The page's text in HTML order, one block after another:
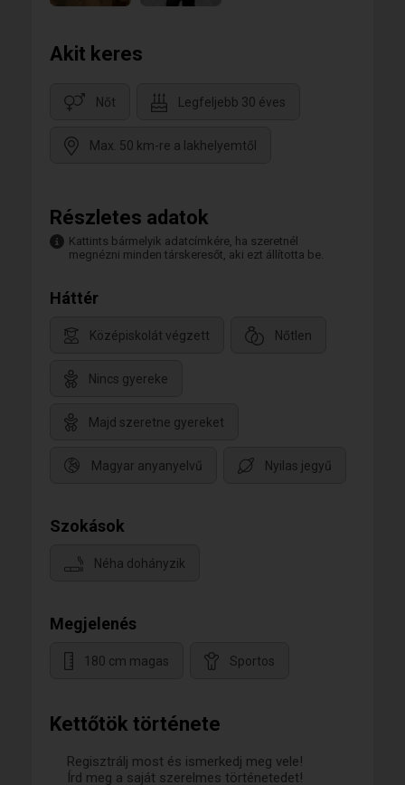
Kettőtök története
Regisztrálj most és ismerkedj meg vele!
Írd meg a saját szerelmes történetedet!
Akit keres
Nőt Legfeljebb 30 éves
Max. 50 km-re a lakhelyemtől
Részletes adatok
Kattints bármelyik adatcímkére, ha szeretnél
megnézni minden társkeresőt, aki ezt állította be.
Háttér
Középiskolát végzett Nőtlen
Nincs gyereke
Majd szeretne gyereket
Magyar anyanyelvű Nyilas jegyű
Szokások
Néha dohányzik
Megjelenés
180 cm magas Sportos